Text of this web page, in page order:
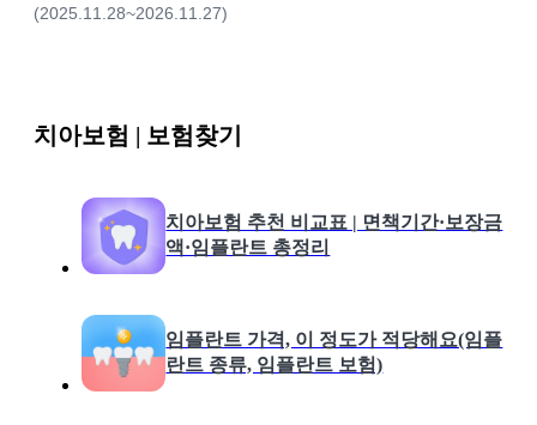
(2025.11.28~2026.11.27)
치아보험 | 보험찾기
치아보험 추천 비교표 | 면책기간·보장금
액·임플란트 총정리
임플란트 가격, 이 정도가 적당해요(임플
란트 종류, 임플란트 보험)